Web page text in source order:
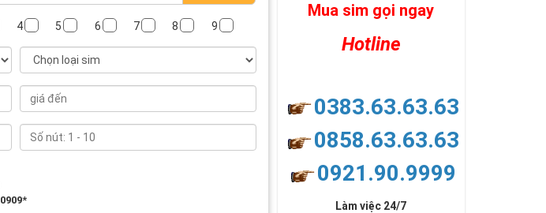
4 5 6 7 8 9
0909*
Mua sim gọi ngay
Hotline
0383.63.63.63
0858.63.63.63
0921.90.9999
Làm việc 24/7